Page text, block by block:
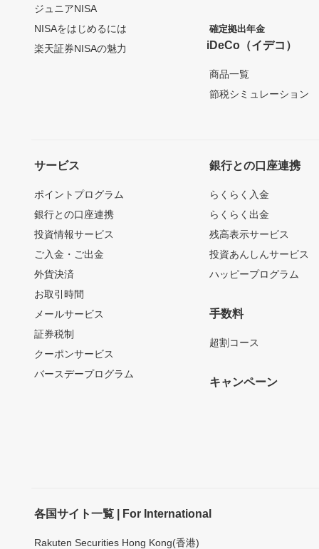
ジュニアNISA
NISAをはじめるには
楽天証券NISAの魅力
確定拠出年金
iDeCo（イデコ）
商品一覧
節税シミュレーション
サービス
ポイントプログラム
銀行との口座連携
投資情報サービス
ご入金・ご出金
外貨決済
お取引時間
メールサービス
証券税制
クーポンサービス
バースデープログラム
銀行との口座連携
らくらく入金
らくらく出金
残高表示サービス
投資あんしんサービス
ハッピープログラム
手数料
超割コース
キャンペーン
各国サイト一覧 | For International
Rakuten Securities Hong Kong(香港)